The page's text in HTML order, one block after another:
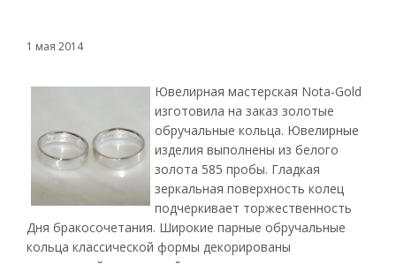
1 мая 2014
Ювелирная мастерская Nota-Gold
изготовила на заказ золотые
обручальные кольца. Ювелирные
изделия выполнены из белого
золота 585 пробы. Гладкая
зеркальная поверхность колец
подчеркивает торжественность
Дня бракосочетания. Широкие парные обручальные
кольца классической формы декорированы